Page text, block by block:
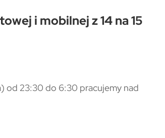
i mobilnej z 14 na 15
od 23:30 do 6:30 pracujemy nad